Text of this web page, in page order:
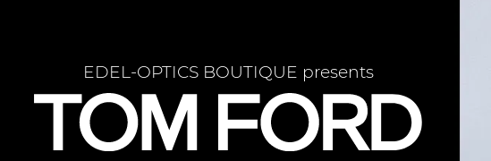
EDEL-OPTICS BOUTIQUE presents